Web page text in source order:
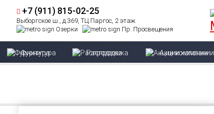
+7 (911) 815-02-25
Выборгское ш., д.369, ТЦ Паргос, 2 этаж
Озерки
Пр. Просвещения
Фурнитура Распродажа Акции компании